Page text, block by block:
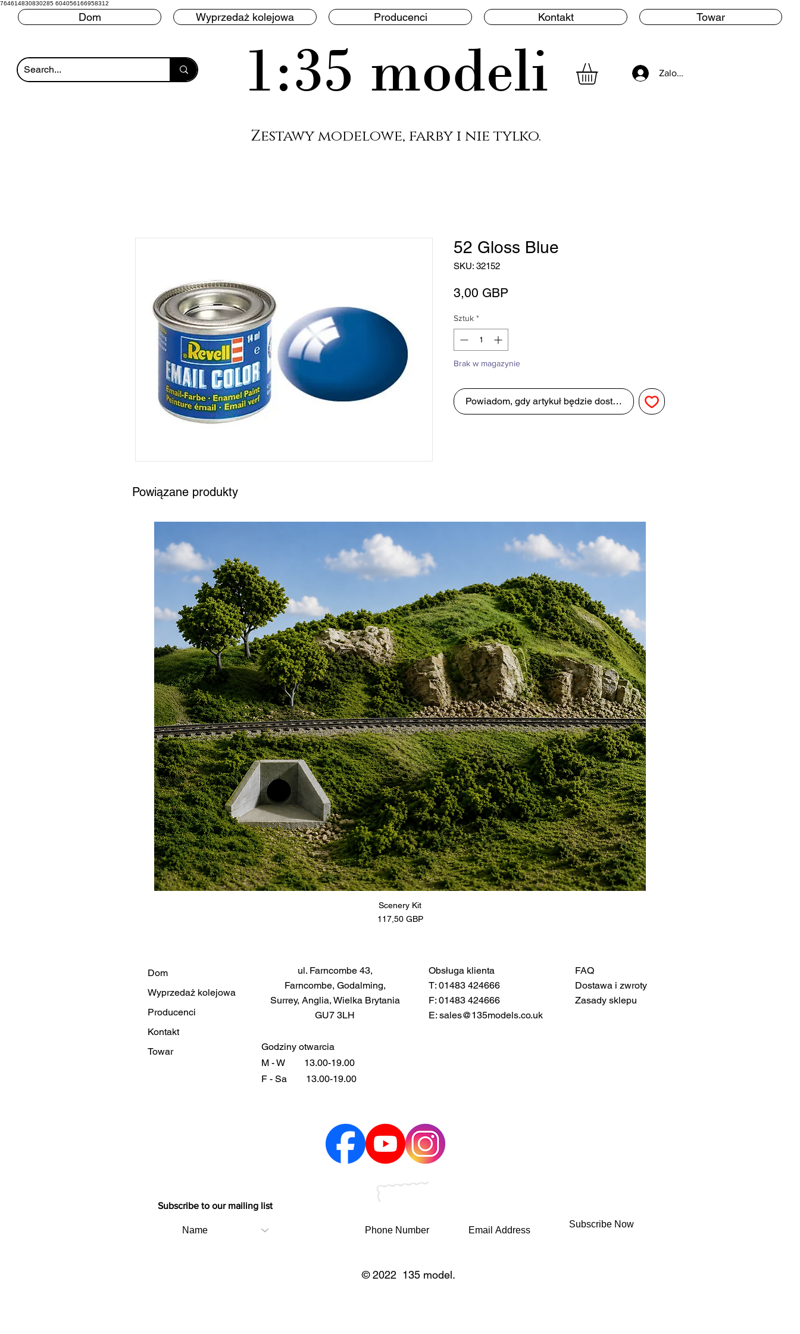
764614830830285 604056166958312
Dom Wyprzedaż kolejowa Producenci Kontakt Towar
1:35 modeli Zaloguj się
Zestawy modelowe, farby i nie tylko.
52 Gloss Blue
SKU: 32152
3,00 GBP
Sztuk *
Brak w magazynie
Powiadom, gdy artykuł będzie dostępny
Powiązane produkty
Scenery Kit
Cena
117,50 GBP
Dom
Wyprzedaż kolejowa
Producenci
Kontakt
Towar
ul. Farncombe 43,
Farncombe, Godalming,
Surrey, Anglia, Wielka Brytania
GU7 3LH
Godziny otwarcia
M - W
13.00-19.00
F - Sa
13.00-19.00
Obsługa klienta
T: 01483 424666
F: 01483 424666
E: sales@135models.co.uk
FAQ
Dostawa i zwroty
Zasady sklepu
Subscribe to our mailing list
Subscribe Now
© 2022 135 model.